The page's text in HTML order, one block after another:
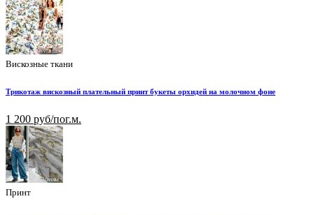
Вискозные ткани
Трикотаж вискозный плательный принт букеты орхидей на молочном фоне
1 200 руб/пог.м.
Принт